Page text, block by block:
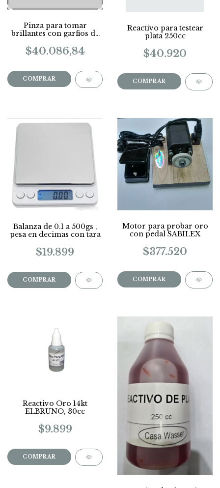
Pinza para tomar
brillantes con garfios de
$40.086,84
Reactivo para testear
plata 250cc
$40.920
Balanza de 0.1 a 500gs ,
pesa en decimas con tara
$19.899
Motor para probar oro
con pedal SABILEX
$377.520
Reactivo Oro 14kt
ELBRUNO, 30cc
$9.899